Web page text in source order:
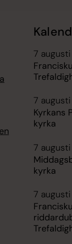
7 augusti
7 augusti
Kyrkans
kyrka
7 augusti
kyrka
7 augusti